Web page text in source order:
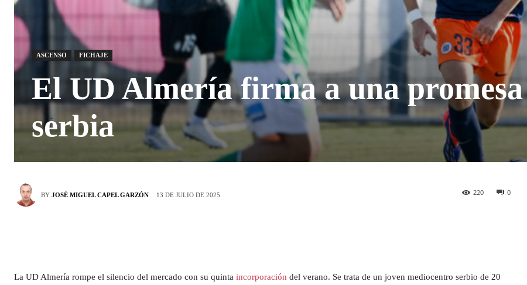
ASCENSO FICHAJE
El UD Almería firma a una promesa
serbia
BY JOSÉ MIGUEL CAPEL GARZÓN 13 DE JULIO DE 2025 0
220
La UD Almería rompe el silencio del mercado con su quinta incorporación del verano. Se trata de un joven mediocentro serbio de 20